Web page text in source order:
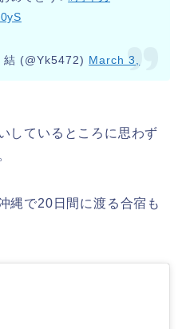
(@Yk5472) March 3,
しているところに思わず
縄で20日間に渡る合宿も